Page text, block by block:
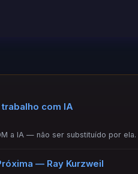
com IA
a IA — não ser substituído por
— Ray Kurzweil